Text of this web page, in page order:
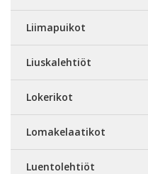
Liimapuikot
Liuskalehtiöt
Lokerikot
Lomakelaatikot
Luentolehtiöt